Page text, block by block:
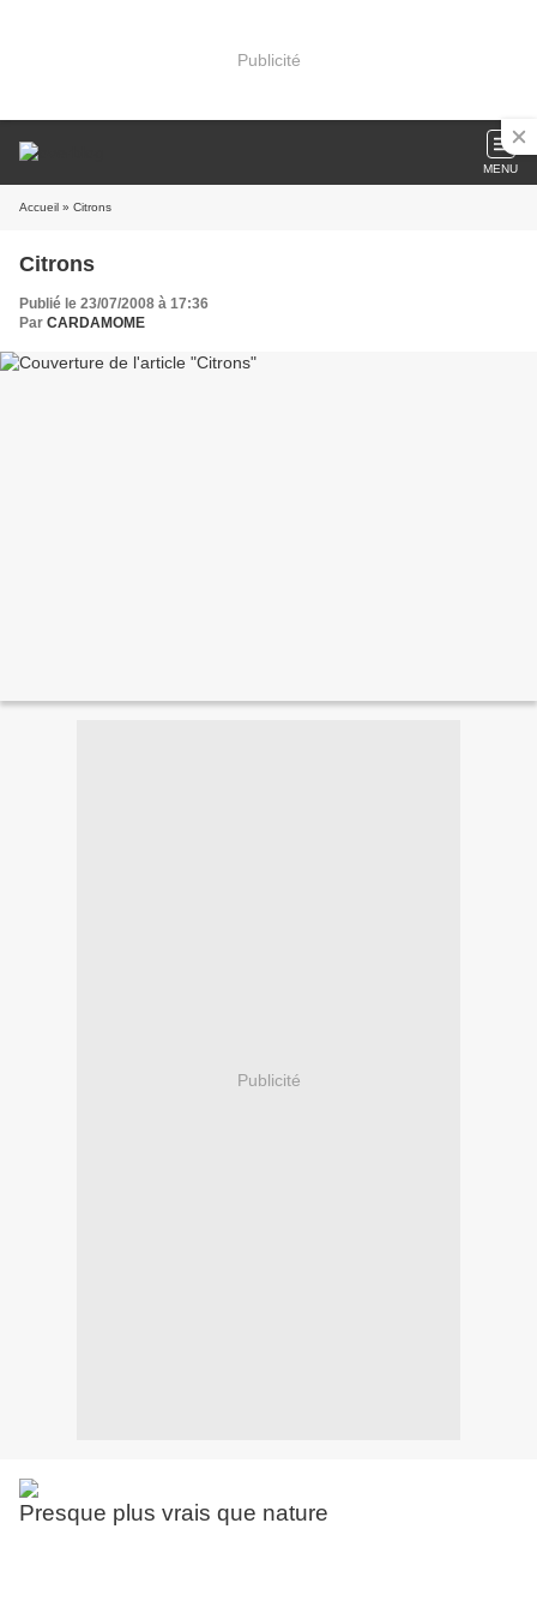
Publicité
MENU
Accueil » Citrons
Citrons
Publié le 23/07/2008 à 17:36
Par CARDAMOME
Publicité
Presque plus vrais que nature